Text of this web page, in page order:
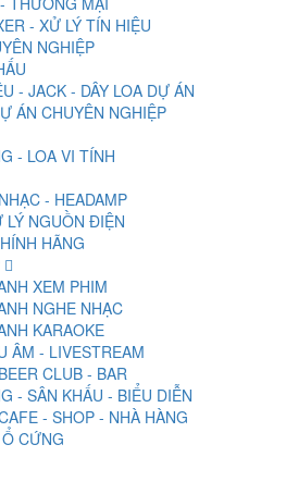
- XỬ LÝ TÍN HIỆU
NGHIỆP
- JACK - DÂY LOA DỰ ÁN
ÁN CHUYÊN NGHIỆP
- LOA VI TÍNH
- HEADAMP
LÝ NGUỒN ĐIỆN
HÃNG
XEM PHIM
NGHE NHẠC
KARAOKE
ÂM - LIVESTREAM
CLUB - BAR
- SÂN KHẤU - BIỂU DIỄN
- SHOP - NHÀ HÀNG
CỨNG